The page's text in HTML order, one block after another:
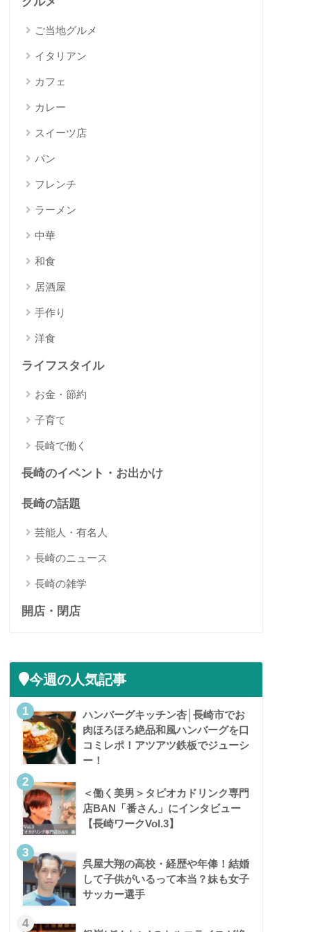
ご当地グルメ
イタリアン
カフェ
カレー
スイーツ店
パン
フレンチ
ラーメン
中華
和食
居酒屋
手作り
洋食
ライフスタイル
お金・節約
子育て
長崎で働く
長崎のイベント・お出かけ
長崎の話題
芸能人・有名人
長崎のニュース
長崎の雑学
開店・閉店
今週の人気記事
ハンバーグキッチン杏│長崎市でお
肉ほろほろ絶品和風ハンバーグを口
コミレポ！アツアツ鉄板でジューシ
ー！
＜働く美男＞タピオカドリンク専門
店BAN「番さん」にインタビュー
【長崎ワークVol.3】
呉屋大翔の高校・経歴や年俸！結婚
して子供がいるって本当？妹も女子
サッカー選手